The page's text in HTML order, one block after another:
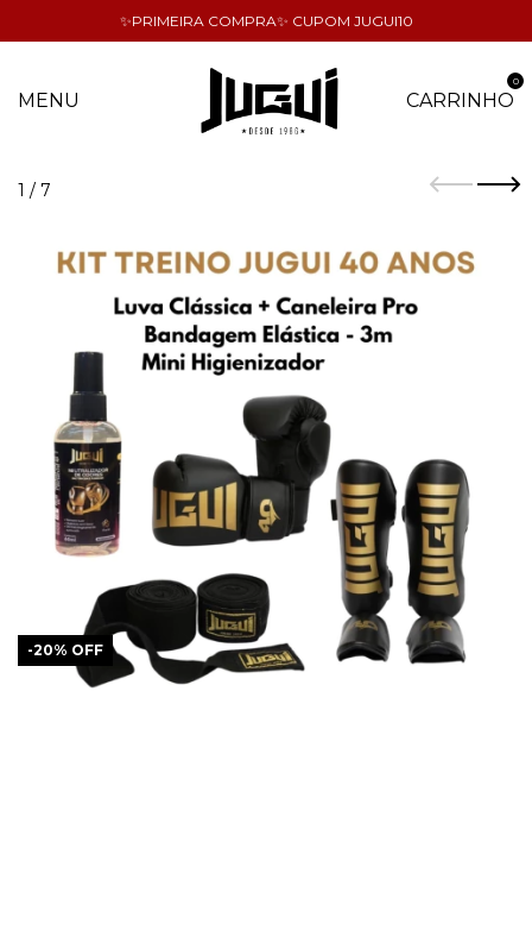
✨PRIMEIRA COMPRA✨ CUPOM JUGUI10
MENU CARRINHO
0
1 / 7
-20% OFF